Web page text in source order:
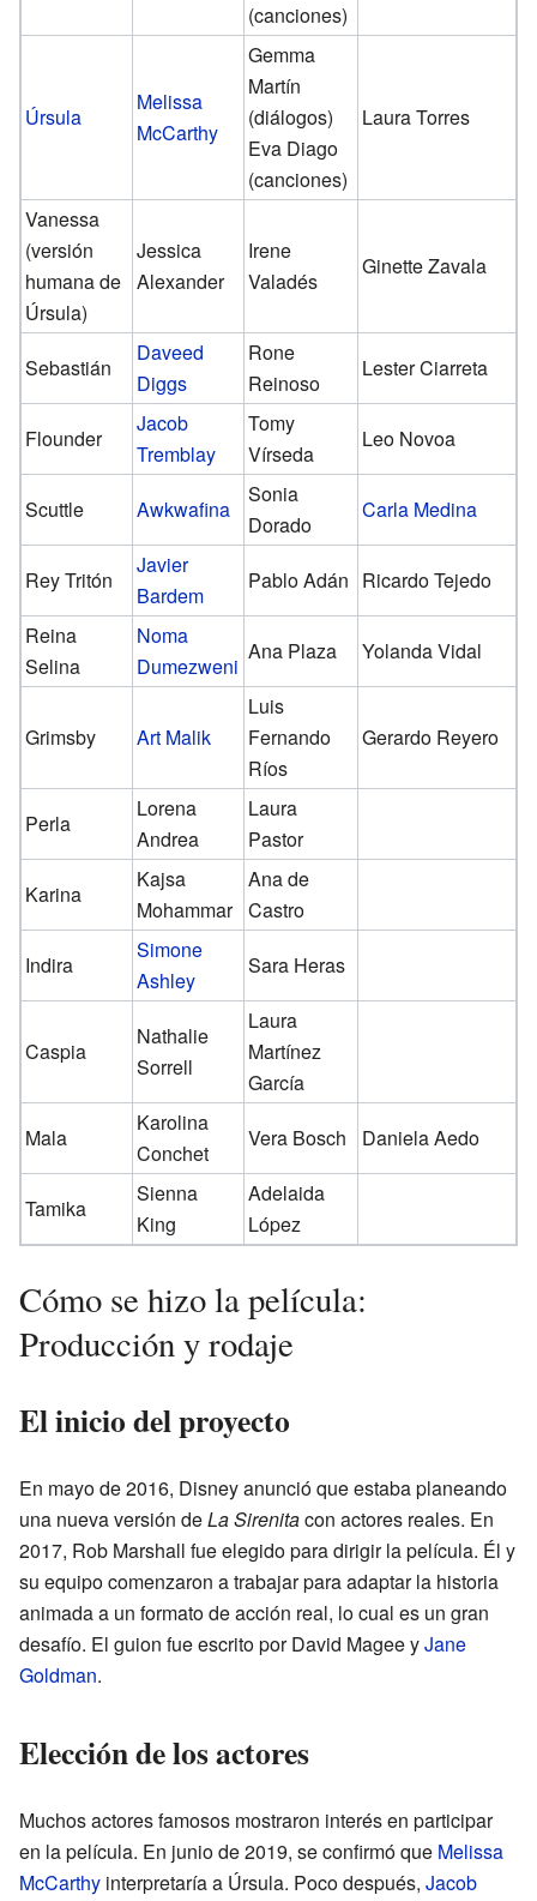
(canciones)
Úrsula
Melissa
McCarthy
Gemma
Martín
(diálogos)
Eva Diago
(canciones)
Laura Torres
Vanessa
(versión
humana de
Úrsula)
Jessica
Alexander
Irene
Valadés
Ginette Zavala
Sebastián
Daveed
Diggs
Rone
Reinoso
Lester Ciarreta
Flounder
Jacob
Tremblay
Tomy
Vírseda
Leo Novoa
Scuttle Awkwafina
Sonia
Dorado
Carla Medina
Rey Tritón
Javier
Bardem
Pablo Adán Ricardo Tejedo
Reina
Selina
Noma
Dumezweni
Ana Plaza Yolanda Vidal
Grimsby Art Malik
Luis
Fernando
Ríos
Gerardo Reyero
Perla
Lorena
Andrea
Laura
Pastor
Karina
Kajsa
Mohammar
Ana de
Castro
Indira
Simone
Ashley
Sara Heras
Caspia
Nathalie
Sorrell
Laura
Martínez
García
Mala
Karolina
Conchet
Vera Bosch Daniela Aedo
Tamika
Sienna
King
Adelaida
López
Cómo se hizo la película:
Producción y rodaje
El inicio del proyecto
En mayo de 2016, Disney anunció que estaba planeando
una nueva versión deLa Sirenitacon actores reales. En
2017, Rob Marshall fue elegido para dirigir la película. Él y
su equipo comenzaron a trabajar para adaptar la historia
animada a un formato de acción real, lo cual es un gran
desafío. El guion fue escrito por David Magee yJane
Goldman.
Elección de los actores
Muchos actores famosos mostraron interés en participar
en la película. En junio de 2019, se confirmó que Melissa
McCarthy interpretaría a Úrsula. Poco después, Jacob